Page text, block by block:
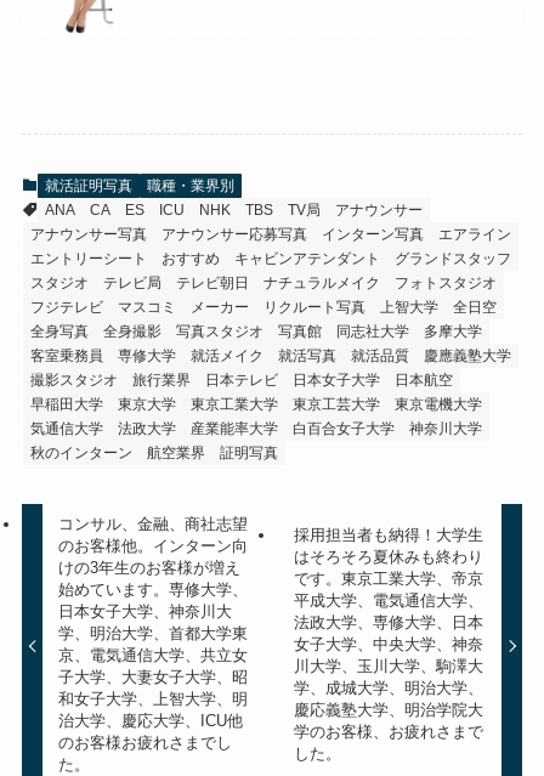
就活証明写真
職種・業界別
ANA
CA ES ICU NHK TBS TV局
アナウンサー
アナウンサー写真
アナウンサー応募写真 インターン写真
エアライン
エントリーシート
おすすめ キャビンアテンダント
グランドスタッフ
スタジオ
テレビ局 テレビ朝日 ナチュラルメイク
フォトスタジオ
フジテレビ
マスコミ メーカー リクルート写真 上智大学
全日空
全身写真
全身撮影 写真スタジオ 写真館 同志社大学
多摩大学
客室乗務員
専修大学 就活メイク 就活写真 就活品質
慶應義塾大学
撮影スタジオ
旅行業界 日本テレビ 日本女子大学
日本航空
早稲田大学
東京大学 東京工業大学 東京工芸大学
東京電機大学
気通信大学
法政大学 産業能率大学 白百合女子大学
神奈川大学
秋のインターン
航空業界 証明写真
コンサル、金融、商社志望
のお客様他。インターン向
けの3年生のお客様が増え
始めています。専修大学、
日本女子大学、神奈川大
学、明治大学、首都大学東
京、電気通信大学、共立女
子大学、大妻女子大学、昭
和女子大学、上智大学、明
治大学、慶応大学、ICU他
のお客様お疲れさまでし
た。
採用担当者も納得！大学生
はそろそろ夏休みも終わり
です。東京工業大学、帝京
平成大学、電気通信大学、
法政大学、専修大学、日本
女子大学、中央大学、神奈
川大学、玉川大学、駒澤大
学、成城大学、明治大学、
慶応義塾大学、明治学院大
学のお客様、お疲れさまで
した。